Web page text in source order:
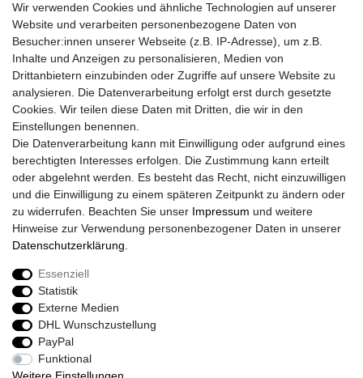
Kontakt
Retouren
Widerrufsrecht
Widerrufs­formular
Impressum
Daten­schutz­erklärung
AGB
Größentabelle
Kataloge
Barrierefreiheitserklärung
Sicherheitsinformationen
Zahlung und Versand
Wir verwenden Cookies und ähnliche Technologien auf unserer
Website und verarbeiten personenbezogene Daten von
Besucher:innen unserer Webseite (z.B. IP-Adresse), um z.B.
Inhalte und Anzeigen zu personalisieren, Medien von
Drittanbietern einzubinden oder Zugriffe auf unsere Website zu
analysieren. Die Datenverarbeitung erfolgt erst durch gesetzte
Cookies. Wir teilen diese Daten mit Dritten, die wir in den
Einstellungen benennen.
Die Datenverarbeitung kann mit Einwilligung oder aufgrund eines
berechtigten Interesses erfolgen. Die Zustimmung kann erteilt
oder abgelehnt werden. Es besteht das Recht, nicht einzuwilligen
und die Einwilligung zu einem späteren Zeitpunkt zu ändern oder
zu widerrufen. Beachten Sie unser Impressum und weitere
Hinweise zur Verwendung personenbezogener Daten in unserer
Daten­schutz­erklärung
Essenziell
Statistik
Externe Medien
DHL Wunschzustellung
PayPal
Funktional